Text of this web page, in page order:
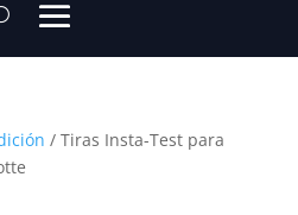
/ Tiras Insta-Test para